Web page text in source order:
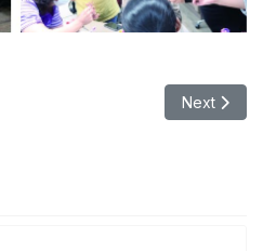
Next
Next